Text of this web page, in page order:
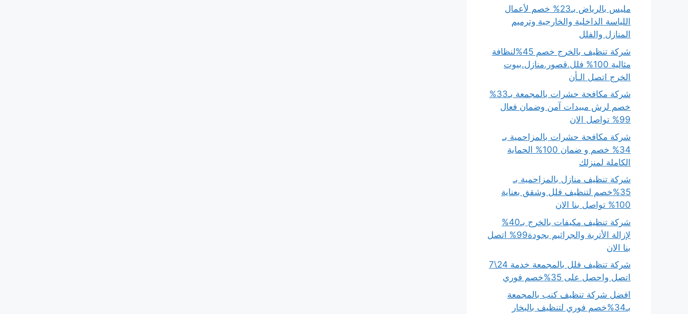
مليس بالرياض بـ23% خصم لأعمال
اللياسة الداخلية والخارجية وترميم
المنازل والفلل
شركة تنظيف بالخرج خصم 45%لنظافة
مثالية 100% فلل.قصور.منازل.بيوت
الخرج اتصل الـأن
شركة مكافحة حشرات بالمجمعة بـ33%
خصم لرش مبيدات آمن وضمان فعال
99% تواصل الان
شركة مكافحة حشرات بالمزاحمية بـ
34% خصم و ضمان 100% الحماية
الكاملة لمنزلك
شركة تنظيف منازل بالمزاحمية بـ
35%خصم لتنظيف فلل وشقق بعناية
100% تواصل بنا الان
شركة تنظيف مكيفات بالخرج بـ40%
لإزالة الأتربة والجراثيم بجودة99% اتصل
بنا الان
شركة تنظيف فلل بالمجمعة خدمة 24\7
اتصل واحصل على 35%خصم فوري
افضل شركة تنظيف كنب بالمجمعة
بـ34%خصم فوري لتنظيف بالبخار